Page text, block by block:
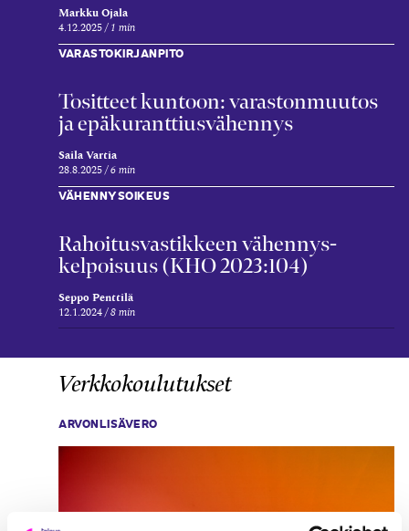
Markku Ojala
4.12.2025 1 min
VARASTOKIRJANPITO
Tositteet kuntoon: varastonm­uutos
ja epä­kuranttius­vähennys
Saila Vartia
28.8.2025 6 min
VÄHENNYSOIKEUS
Rahoitus­vastikkeen vähennys­
kelpoisuus (KHO 2023:104)
Seppo Penttilä
12.1.2024 8 min
Verkkokoulutukset
ARVONLISÄVERO